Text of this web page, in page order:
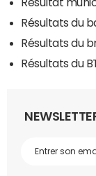
Résultat
Résultats du
Résultats du
Résultats du